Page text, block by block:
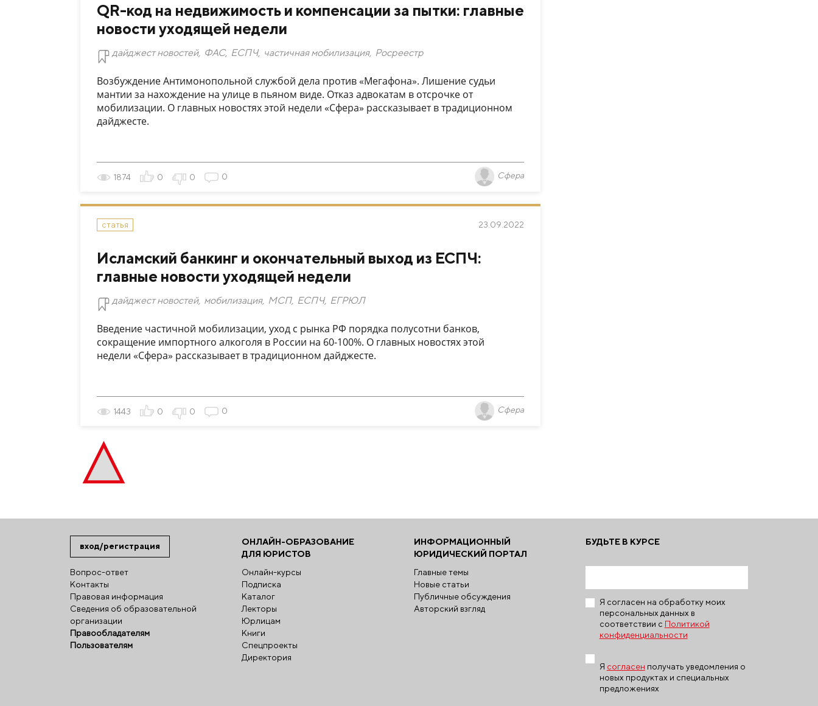
QR-код на недвижимость и компенсации за пытки: главные
новости уходящей недели
дайджест новостей, ФАС, ЕСПЧ, частичная мобилизация, Росреестр
Возбуждение Антимонопольной службой дела против «Мегафона». Лишение судьи
мантии за нахождение на улице в пьяном виде. Отказ адвокатам в отсрочке от
мобилизации. О главных новостях этой недели «Сфера» рассказывает в традиционном
дайджесте.
1874 0 0 0 Сфера
статья 23.09.2022
Исламский банкинг и окончательный выход из ЕСПЧ:
главные новости уходящей недели
дайджест новостей, мобилизация, МСП, ЕСПЧ, ЕГРЮЛ
Введение частичной мобилизации, уход с рынка РФ порядка полусотни банков,
сокращение импортного алкоголя в России на 60-100%. О главных новостях этой
недели «Сфера» рассказывает в традиционном дайджесте.
1443 0 0 0 Сфера
вход/регистрация
Вопрос-ответ
Контакты
Правовая информация
Сведения об образовательной
организации
Правообладателям
Пользователям
ОНЛАЙН-ОБРАЗОВАНИЕ
ДЛЯ ЮРИСТОВ
Онлайн-курсы
Подписка
Каталог
Лекторы
Юрлицам
Книги
Спецпроекты
Директория
ИНФОРМАЦИОННЫЙ
ЮРИДИЧЕСКИЙ ПОРТАЛ
Главные темы
Новые статьи
Публичные обсуждения
Авторский взгляд
БУДЬТЕ В КУРСЕ
Я согласен на обработку моих
персональных данных в
соответствии с Политикой
конфиденциальности
Я согласен получать уведомления о
новых продуктах и специальных
предложениях